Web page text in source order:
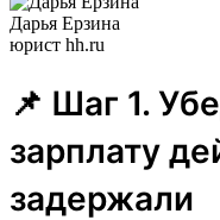
Дарья Ерзина
юрист hh.ru
📌 Шаг 1.
зарплату
задержали